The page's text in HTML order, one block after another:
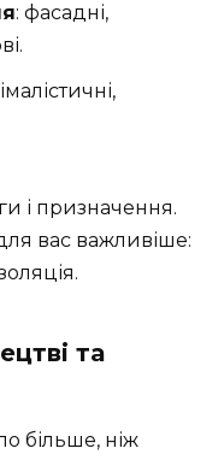
: фасадні,
і призначення.
вас важливіше:
та
більше, ніж